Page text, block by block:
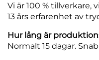
Vi är 100 % tillverkare,
13 års erfarenhet av
Hur lång är
Normalt 15 dagar.